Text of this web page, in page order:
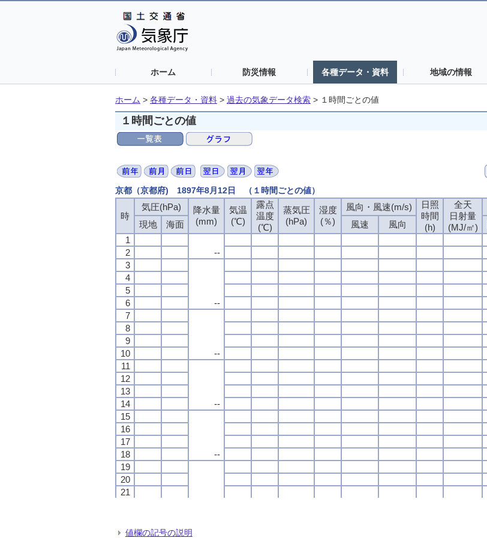
ホーム 防災情報 各種データ・資料 地域の情報
ホーム > 各種データ・資料 > 過去の気象データ検索 > １時間ごとの値
１時間ごとの値
京都（京都府) 1897年8月12日 （１時間ごとの値）
時
気圧(hPa)
降水量
(mm)
気温
(℃)
露点
温度
(℃)
蒸気圧
(hPa)
湿度
(％)
風向・風速(m/s)
日照
時間
(h)
全天
日射量
(MJ/㎡)
現地 海面 風速 風向
1
--
2
3
--
4
5
6
7
--
8
9
10
11
--
12
13
14
15
--
16
17
18
19
20
21
24
時
気圧(hPa)
降水量
(mm)
気温
(℃)
露点
温度
(℃)
蒸気圧
(hPa)
湿度
(％)
風向・風速(m/s)
日照
時間
(h)
全天
日射量
(MJ/㎡)
現地 海面 風速 風向
1
--
2
3
--
4
5
6
7
--
8
9
10
11
--
12
13
14
15
--
16
17
18
19
20
21
24
時
気圧(hPa)
降水量
(mm)
気温
(℃)
露点
温度
(℃)
蒸気圧
(hPa)
湿度
(％)
風向・風速(m/s)
日照
時間
(h)
全天
日射量
(MJ/㎡)
現地 海面 風速 風向
1
--
2
3
--
4
5
6
7
--
8
9
10
11
--
12
13
14
15
--
16
17
18
19
20
21
24
時
気圧(hPa)
降水量
(mm)
気温
(℃)
露点
温度
(℃)
蒸気圧
(hPa)
湿度
(％)
風向・風速(m/s)
日照
時間
(h)
全天
日射量
(MJ/㎡)
現地 海面 風速 風向
1
--
2
3
--
4
5
6
7
--
8
9
10
11
--
12
13
14
15
--
16
17
18
19
20
21
24
値欄の記号の説明